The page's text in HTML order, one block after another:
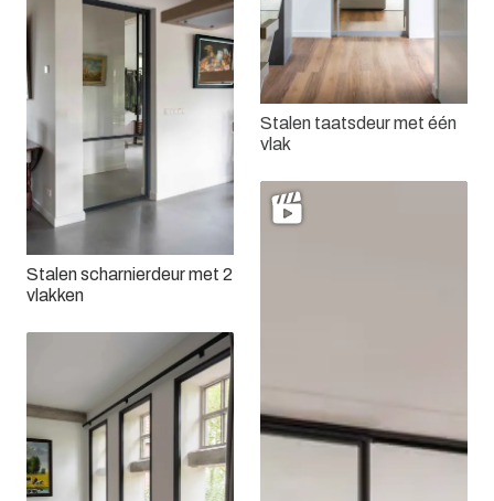
Stalen scharnierdeur met 2
vlakken
Stalen taatsdeur met één
vlak